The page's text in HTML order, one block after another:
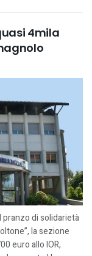
4mila
pranzo di solidarietà
la sezione
euro allo IOR,